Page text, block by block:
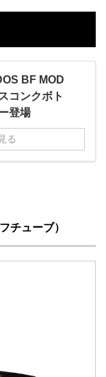
BF MOD
コンクボト
登場
る
チューブ）